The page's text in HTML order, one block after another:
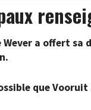
Wever a offert
que